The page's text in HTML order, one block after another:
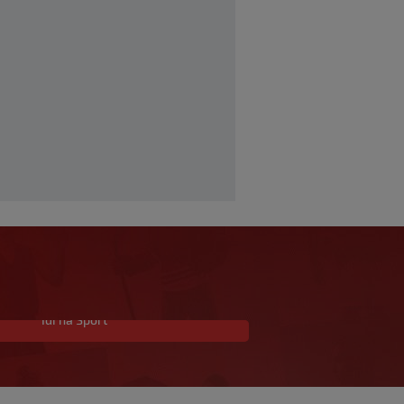
Bivši nogometni sudac
Osijeku, policija istražuje
Idi na Sport